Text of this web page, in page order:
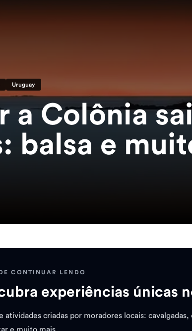
Uruguay
a Colônia
balsa e
CONTINUAR LENDO
experiências únicas
atividades criadas por moradores locais:
e muito mais.